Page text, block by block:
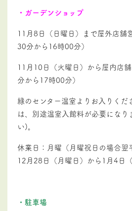
・ガーデンショップ
11月8日（日曜日）まで屋外店舗
30分から16時00分）
11月10日（火曜日）から屋内店
分から17時00分）
緑のセンター温室よりお入りくだ
は、別途温室入館料が必要になり
い)。
休業日：月曜（月曜祝日の場合翌
12月28日（月曜日） から 1月4日
・駐車場